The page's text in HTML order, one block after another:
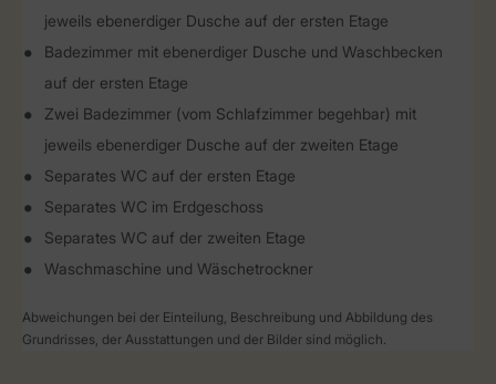
jeweils ebenerdiger Dusche auf der ersten Etage
Badezimmer mit ebenerdiger Dusche und Waschbecken
auf der ersten Etage
Zwei Badezimmer (vom Schlafzimmer begehbar) mit
jeweils ebenerdiger Dusche auf der zweiten Etage
Separates WC auf der ersten Etage
Separates WC im Erdgeschoss
Separates WC auf der zweiten Etage
Waschmaschine und Wäschetrockner
Abweichungen bei der Einteilung, Beschreibung und Abbildung des
Grundrisses, der Ausstattungen und der Bilder sind möglich.